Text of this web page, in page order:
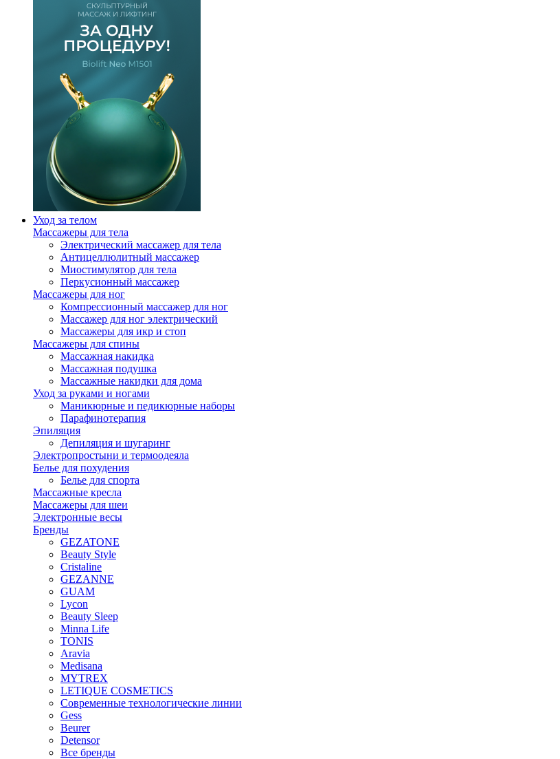
Уход за телом
Массажеры для тела
Электрический массажер для тела
Антицеллюлитный массажер
Миостимулятор для тела
Перкусионный массажер
Массажеры для ног
Компрессионный массажер для ног
Массажер для ног электрический
Массажеры для икр и стоп
Массажеры для спины
Массажная накидка
Массажная подушка
Массажные накидки для дома
Уход за руками и ногами
Маникюрные и педикюрные наборы
Парафинотерапия
Эпиляция
Депиляция и шугаринг
Электропростыни и термоодеяла
Белье для похудения
Белье для спорта
Массажные кресла
Массажеры для шеи
Электронные весы
Бренды
GEZATONE
Beauty Style
Cristaline
GEZANNE
GUAM
Lycon
Beauty Sleep
Minna Life
TONIS
Aravia
Medisana
MYTREX
LETIQUE COSMETICS
Современные технологические линии
Gess
Beurer
Detensor
Все бренды